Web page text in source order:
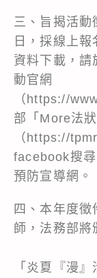
三、旨揭活
日，採線上
資料下載，請
動官網
（https://
部「More法
（https://
facebook搜
預防宣導網。
四、本年度
師，法務部將
「炎夏『漫